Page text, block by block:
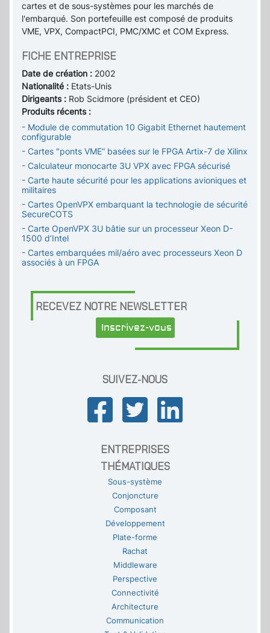
cartes et de sous-systèmes pour les marchés de
l'embarqué. Son portefeuille est composé de produits
VME, VPX, CompactPCI, PMC/XMC et COM Express.
FICHE ENTREPRISE
Date de création : 2002
Nationalité : Etats-Unis
Dirigeants : Rob Scidmore (président et CEO)
Produits récents :
- Module de commutation 10 Gigabit Ethernet hautement
configurable
- Cartes "ponts VME” basées sur le FPGA Artix-7 de Xilinx
- Calculateur monocarte 3U VPX avec FPGA sécurisé
- Carte haute sécurité pour les applications avioniques et
militaires
- Cartes OpenVPX embarquant la technologie de sécurité
SecureCOTS
- Carte OpenVPX 3U bâtie sur un processeur Xeon D-
1500 d’Intel
- Cartes embarquées mil/aéro avec processeurs Xeon D
associés à un FPGA
RECEVEZ NOTRE NEWSLETTER
Inscrivez-vous
SUIVEZ-NOUS
ENTREPRISES
THÉMATIQUES
Sous-système
Conjoncture
Composant
Développement
Plate-forme
Rachat
Middleware
Perspective
Connectivité
Architecture
Communication